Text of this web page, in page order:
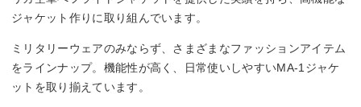
ジャケット作りに取り組んでいます。
ミリタリーウェアのみならず、さまざまなファッションアイテム
をラインナップ。機能性が高く、日常使いしやすいMA-1ジャケ
ットを取り揃えています。